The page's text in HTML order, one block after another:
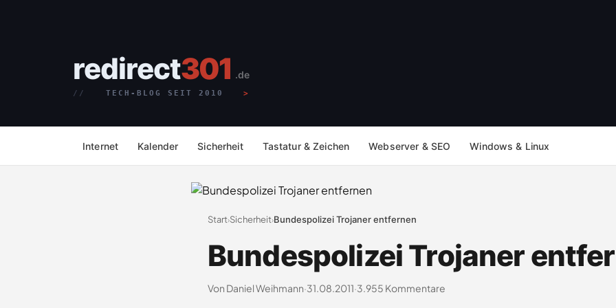
redirect301 .de
TECH-BLOG SEIT 2010
Internet Kalender Sicherheit Tastatur & Zeichen Webserver & SEO Windows & Linux
Start›Sicherheit›Bundespolizei Trojaner entfernen
Bundespolizei Trojaner
Von Daniel Weihmann·31.08.2011·3.955 Kommentare